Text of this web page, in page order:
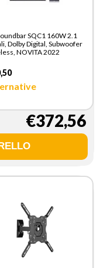
SQC1 160W 2.1
Dolby Digital, Subwoofer
NOVITA 2022
€372,56